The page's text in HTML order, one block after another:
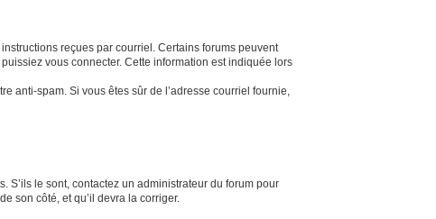
reçues par courriel. Certains forums peuvent
vous connecter. Cette information est indiquée lors
anti-spam. Si vous êtes sûr de l’adresse courriel fournie,
S’ils le sont, contactez un administrateur du forum pour
son côté, et qu’il devra la corriger.